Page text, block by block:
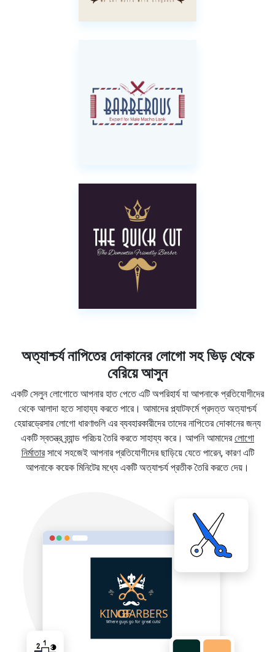
অত্যাশ্চর্য নাপিতের দোকানের লোগো সহ ভিড় থেকে
বেরিয়ে আসুন
একটি সেলুন লোগোতে আপনার হাত পেতে এটি অপরিহার্য যা আপনাকে প্রতিযোগীদের
থেকে আলাদা হতে সাহায্য করতে পারে। আমাদের প্ল্যাটফর্মে প্রদত্ত অত্যাশ্চর্য
হেয়ারড্রেসার লোগো ধারণাগুলি এর ব্যবহারকারীদের তাদের নাপিতের দোকানের জন্য
একটি স্বতন্ত্র ব্র্যান্ড পরিচয় তৈরি করতে সাহায্য করে। আপনি আমাদেরলোগো
নির্মাতারসাথে সহজেই আপনার প্রতিযোগীদের ছাড়িয়ে যেতে পারেন, কারণ এটি
আপনাকে কয়েক মিনিটের মধ্যে একটি অত্যাশ্চর্য প্রতীক তৈরি করতে দেয়।